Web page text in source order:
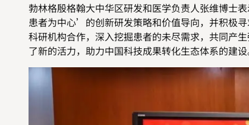
勃林格殷格翰大中华区研发和医学负责人张维博士
患者为中心’ 的创新研发策略和价值导向，并积极
科研机构合作，深入挖掘患者的未尽需求，共同产
了新的活力， 助力中国科技成果转化生态体系的建设